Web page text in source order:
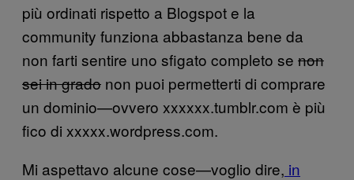
più ordinati rispetto a Blogspot e la
community funziona abbastanza bene da
non farti sentire uno sfigato completo se non
sei in grado non puoi permetterti di comprare
un dominio—ovvero xxxxxx.tumblr.com è più
fico di xxxxx.wordpress.com.
Mi aspettavo alcune cose—voglio dire, in